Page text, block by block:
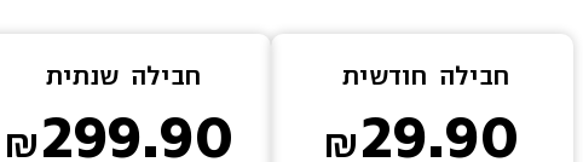
חבילה חודשית
29.90
חבילה שנתית
299.90